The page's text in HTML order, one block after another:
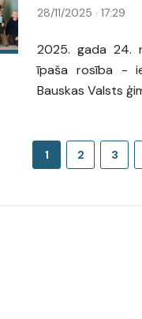
28/11/2025 · 17:29
2025. gada 24.
īpaša rosība -
Bauskas Valsts
1 2 3